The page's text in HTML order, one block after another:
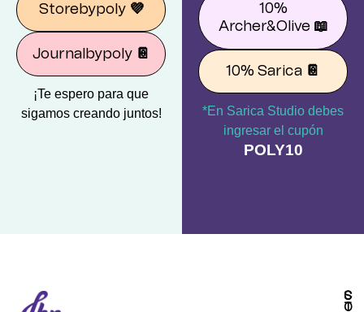
Storebypoly 💜
Journalbypoly 📔
¡Te espero para que
sigamos creando juntos!
10%
Archer&Olive 📖
10% Sarica 📔
*En Sarica Studio debes
ingresar el cupón
POLY10
S
T
C
O